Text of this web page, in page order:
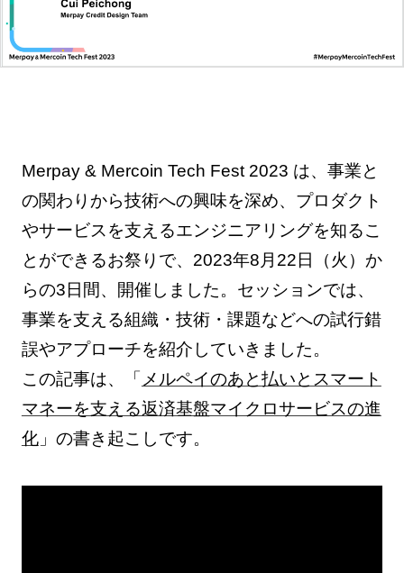
Merpay & Mercoin Tech Fest 2023 は、事業と
の関わりから技術への興味を深め、プロダクト
やサービスを支えるエンジニアリングを知るこ
とができるお祭りで、2023年8月22日（火）か
らの3日間、開催しました。セッションでは、
事業を支える組織・技術・課題などへの試行錯
誤やアプローチを紹介していきました。
この記事は、「 メルペイのあと払いとスマート
マネーを支える返済基盤マイクロサービスの進
化」の書き起こしです。